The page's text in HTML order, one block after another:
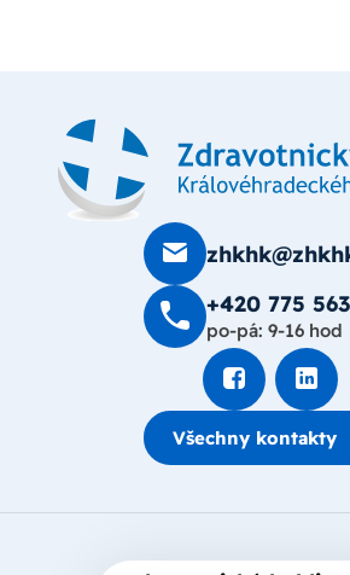
+420 775
po-pá: 9-16 hod
Všechny kontakty